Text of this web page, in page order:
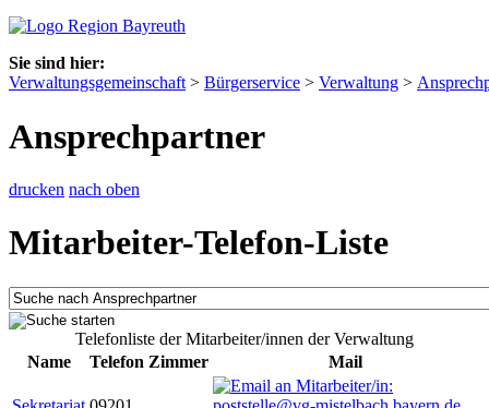
Sie sind hier:
Verwaltungsgemeinschaft > Bürgerservice > Verwaltung >
Ansprechpartner
drucken nach oben
Mitarbeiter-Telefon-Liste
Telefonliste der Mitarbeiter/innen der Verwaltung
Name
Telefon Zimmer Mail